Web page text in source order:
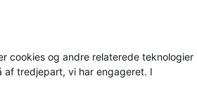
cookies og andre relaterede teknologier
af tredjepart, vi har engageret. I